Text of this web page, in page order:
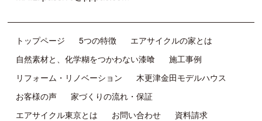
トップページ 5つの特徴
エアサイクルの家とは
自然素材と、化学糊をつかわない漆喰
施工事例
リフォーム・リノベーション
木更津金田モデルハウス
お客様の声
家づくりの流れ・保証
エアサイクル東京とは
お問い合わせ
資料請求